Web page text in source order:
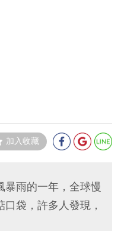
加入收藏
暴雨的一年，全球慢
袋，許多人發現，